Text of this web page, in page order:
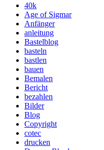
40k
Age of Sigmar
Anfänger
anleitung
Bastelblog
basteln
bastlen
bauen
Bemalen
Bericht
bezahlen
Bilder
Blog
Copyright
cotec
drucken